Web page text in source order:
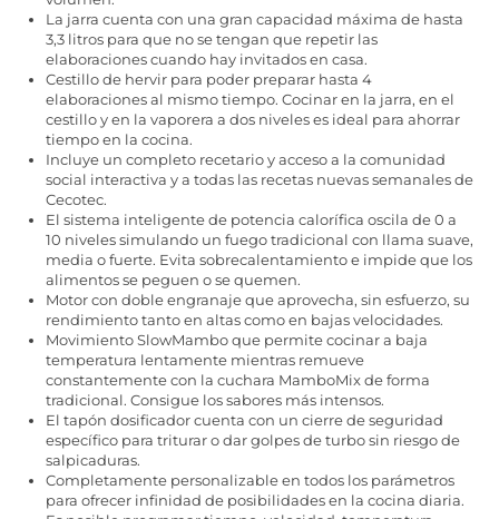
La jarra cuenta con una gran capacidad máxima de hasta
3,3 litros para que no se tengan que repetir las
elaboraciones cuando hay invitados en casa.
Cestillo de hervir para poder preparar hasta 4
elaboraciones al mismo tiempo. Cocinar en la jarra, en el
cestillo y en la vaporera a dos niveles es ideal para ahorrar
tiempo en la cocina.
Incluye un completo recetario y acceso a la comunidad
social interactiva y a todas las recetas nuevas semanales de
Cecotec.
El sistema inteligente de potencia calorífica oscila de 0 a
10 niveles simulando un fuego tradicional con llama suave,
media o fuerte. Evita sobrecalentamiento e impide que los
alimentos se peguen o se quemen.
Motor con doble engranaje que aprovecha, sin esfuerzo, su
rendimiento tanto en altas como en bajas velocidades.
Movimiento SlowMambo que permite cocinar a baja
temperatura lentamente mientras remueve
constantemente con la cuchara MamboMix de forma
tradicional. Consigue los sabores más intensos.
El tapón dosificador cuenta con un cierre de seguridad
específico para triturar o dar golpes de turbo sin riesgo de
salpicaduras.
Completamente personalizable en todos los parámetros
para ofrecer infinidad de posibilidades en la cocina diaria.